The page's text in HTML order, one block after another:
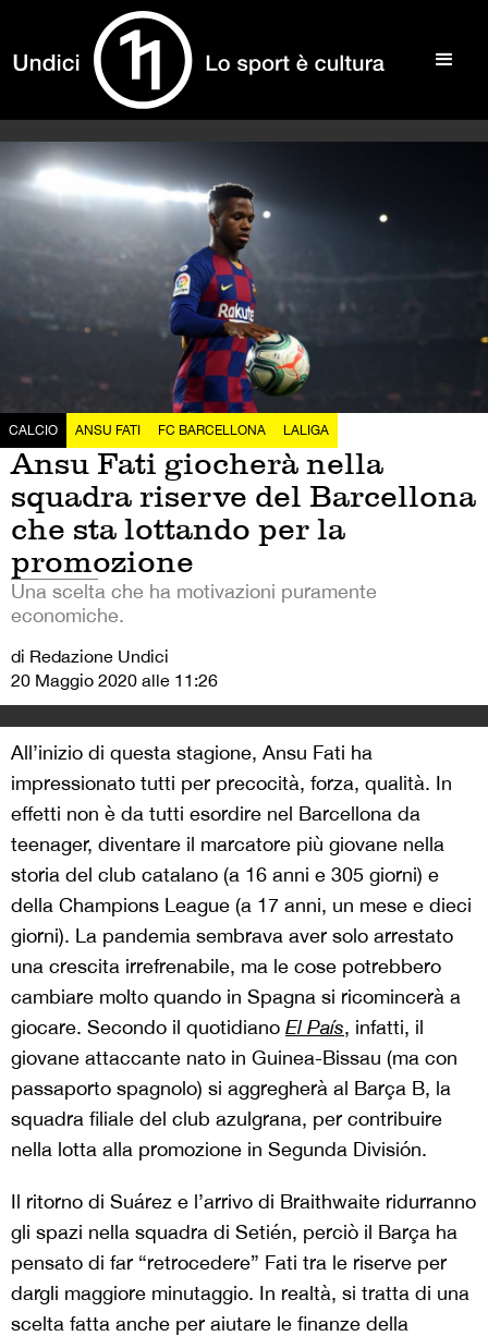
CALCIO ANSU FATI FC BARCELLONA LALIGA
Ansu Fati giocherà nella
squadra riserve del Barcellona
che sta lottando per la
promozione
Una scelta che ha motivazioni puramente
economiche.
di Redazione Undici
20 Maggio 2020 alle 11:26
All’inizio di questa stagione, Ansu Fati ha
impressionato tutti per precocità, forza, qualità. In
effetti non è da tutti esordire nel Barcellona da
teenager, diventare il marcatore più giovane nella
storia del club catalano (a 16 anni e 305 giorni) e
della Champions League (a 17 anni, un mese e dieci
giorni). La pandemia sembrava aver solo arrestato
una crescita irrefrenabile, ma le cose potrebbero
cambiare molto quando in Spagna si ricomincerà a
giocare. Secondo il quotidiano El País, infatti, il
giovane attaccante nato in Guinea-Bissau (ma con
passaporto spagnolo) si aggregherà al Barça B, la
squadra filiale del club azulgrana, per contribuire
nella lotta alla promozione in Segunda División.
Il ritorno di Suárez e l’arrivo di Braithwaite ridurranno
gli spazi nella squadra di Setién, perciò il Barça ha
pensato di far “retrocedere” Fati tra le riserve per
dargli maggiore minutaggio. In realtà, si tratta di una
scelta fatta anche per aiutare le finanze della